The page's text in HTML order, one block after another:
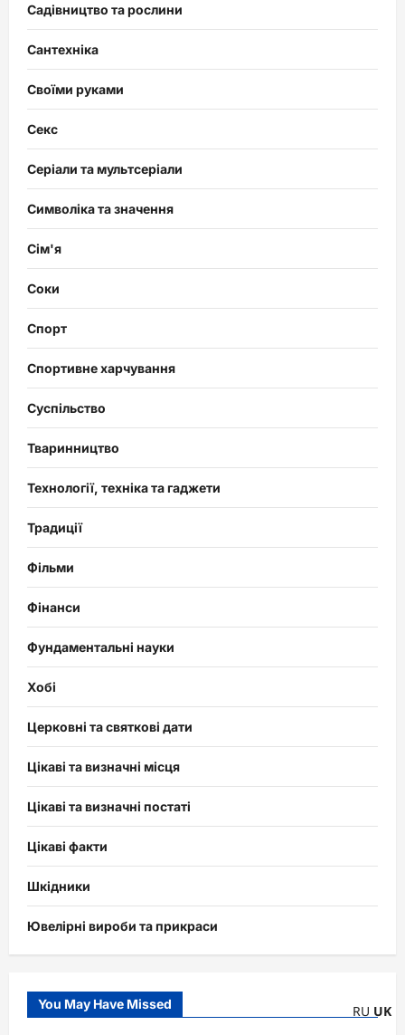
Садівництво та рослини
Сантехніка
Своїми руками
Секс
Серіали та мультсеріали
Символіка та значення
Сім'я
Соки
Спорт
Спортивне харчування
Суспільство
Тваринництво
Технології, техніка та гаджети
Традиції
Фільми
Фінанси
Фундаментальні науки
Хобі
Церковні та святкові дати
Цікаві та визначні місця
Цікаві та визначні постаті
Цікаві факти
Шкідники
Ювелірні вироби та прикраси
You May Have Missed RU UK